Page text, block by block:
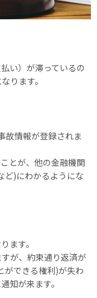
い）が滞っているの
ります。
故情報が登録されま
とが、他の金融機関
ど)にわかるようにな
ます。
が、約束通り返済が
ができる権利)が失わ
知が来ます。